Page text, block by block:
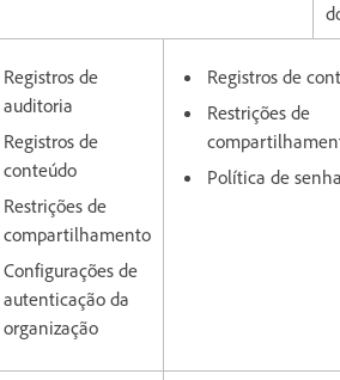
Registros de
auditoria
Registros de
conteúdo
Restrições de
compartilhamento
Configurações de
autenticação da
organização
Registros de
Restrições de
Política de